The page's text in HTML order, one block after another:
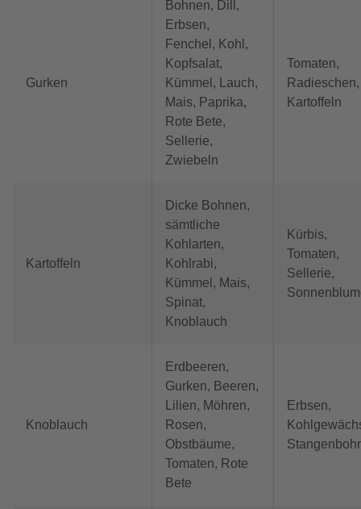
Gurken
Bohnen, Dill,
Erbsen,
Fenchel, Kohl,
Kopfsalat,
Kümmel, Lauch,
Mais, Paprika,
Rote Bete,
Sellerie,
Zwiebeln
Tomaten,
Radieschen,
Kartoffeln
Kartoffeln
Dicke Bohnen,
sämtliche
Kohlarten,
Kohlrabi,
Kümmel, Mais,
Spinat,
Knoblauch
Kürbis,
Tomaten,
Sellerie,
Knoblauch
Erdbeeren,
Gurken, Beeren,
Lilien, Möhren,
Rosen,
Obstbäume,
Tomaten, Rote
Bete
Erbsen,